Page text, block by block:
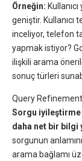
Örneğin:
geniştir. Kullanıcı
inceliyor, telefon
yapmak istiyor?
ilişkili arama
sonuç türleri
Query Refinement
Sorgu iyileştirme
daha net bir bilgi
sorgunun
arama bağlamı